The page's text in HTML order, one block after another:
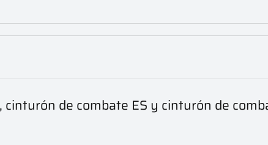
de combate ES y cinturón de